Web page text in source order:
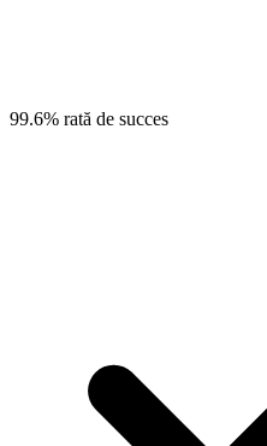
99.6% rată de succes